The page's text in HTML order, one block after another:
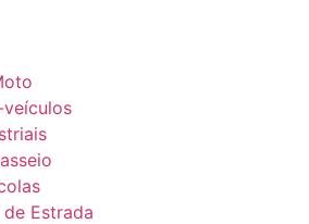
veículos
de Estrada